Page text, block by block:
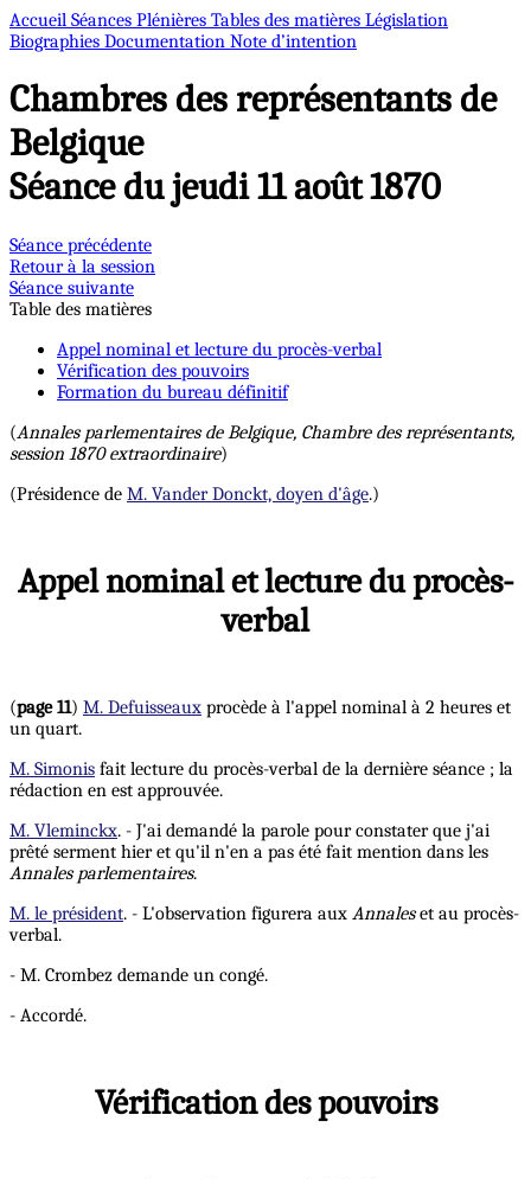
Accueil Séances Plénières Tables des matières Législation
Biographies Documentation Note d’intention
Chambres des représentants de
Belgique
Séance du jeudi 11 août 1870
Séance précédente
Retour à la session
Séance suivante
Table des matières
Appel nominal et lecture du procès-verbal
Vérification des pouvoirs
Formation du bureau définitif
(Annales parlementaires de Belgique, Chambre des représentants,
session 1870 extraordinaire)
(Présidence de M. Vander Donckt, doyen d'âge.)
Appel nominal et lecture du procès-
verbal
(page 11) M. Defuisseaux procède à l'appel nominal à 2 heures et
un quart.
M. Simonis fait lecture du procès-verbal de la dernière séance ; la
rédaction en est approuvée.
M. Vleminckx. - J'ai demandé la parole pour constater que j'ai
prêté serment hier et qu'il n'en a pas été fait mention dans les
Annales parlementaires.
M. le président. - L'observation figurera aux Annaleset au procès-
verbal.
- M. Crombez demande un congé.
- Accordé.
Vérification des pouvoirs